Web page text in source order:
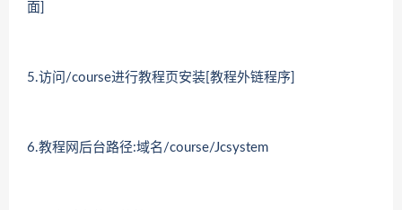
面]
5.访问/course进行教程页安装[教程外链程序]
6.教程网后台路径:域名/course/Jcsystem